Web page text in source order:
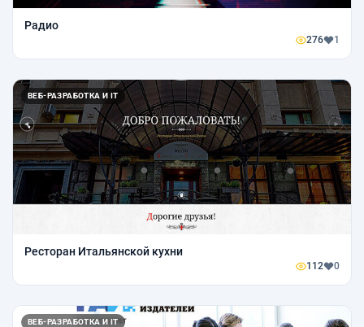
Радио
276 1
ВЕБ-РАЗРАБОТКА И IT
Ресторан Итальянской кухни
112 0
ВЕБ-РАЗРАБОТКА И IT